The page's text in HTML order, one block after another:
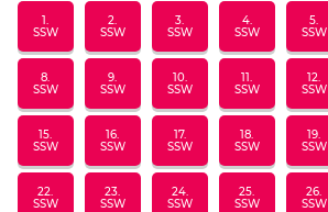
1.
SSW
2.
SSW
3.
SSW
4.
SSW
5.
SSW
8.
SSW
9.
SSW
10.
SSW
11.
SSW
12.
SSW
15.
SSW
16.
SSW
17.
SSW
18.
SSW
19.
SSW
22.
SSW
23.
SSW
24.
SSW
25.
SSW
26.
SSW